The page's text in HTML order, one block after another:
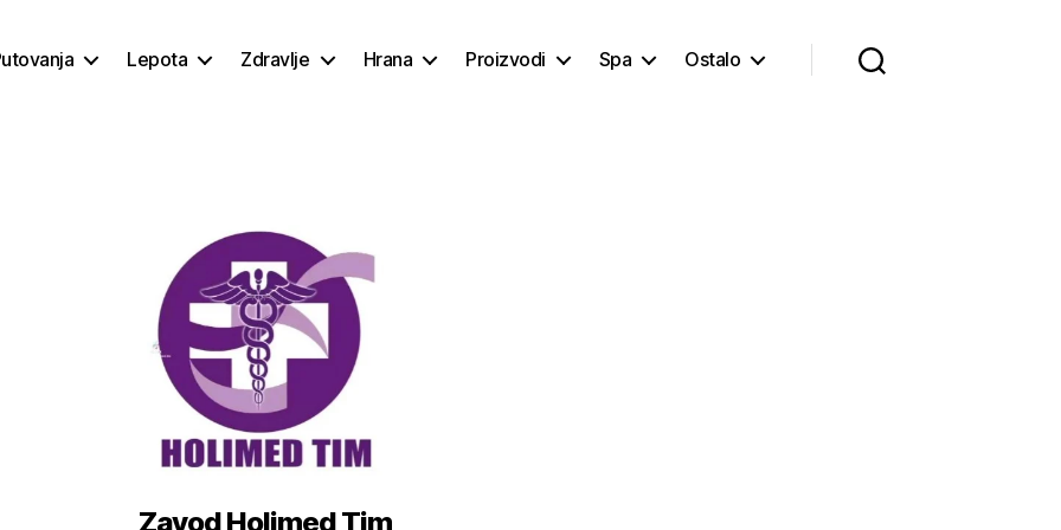
Lepota Zdravlje Hrana Proizvodi Spa Ostalo
Zavod Holimed Tim